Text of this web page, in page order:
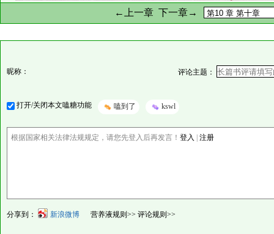
←上一章 下一章→
昵称： 评论主题：
打开/关闭本文嗑糖功能 嗑到了 kswl
根据国家相关法律法规规定，请您先登入后再发言！ 登入 注册
分享到： 新浪微博 营养液规则>> 评论规则>>